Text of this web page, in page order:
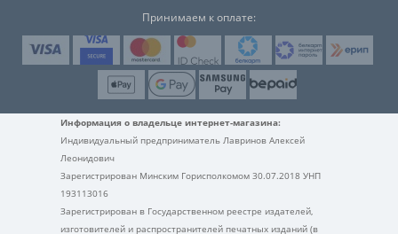
Принимаем к оплате:
Информация о владельце интернет-магазина:
Индивидуальный предприниматель Лавринов Алексей
Леонидович
Зарегистрирован Минским Горисполкомом 30.07.2018 УНП
193113016
Зарегистрирован в Государственном реестре издателей,
изготовителей и распространителей печатных изданий (в